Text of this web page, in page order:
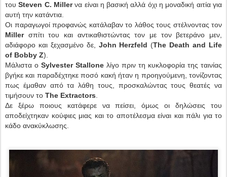
τουSteven C. Millerνα είναι η βασική αλλά όχι η μοναδική αιτία για
αυτή την κατάντια.
Οι παραγωγοί προφανώς κατάλαβαν το λάθος τους στέλνοντας τον
Miller σπίτι του και αντικαθιστώντας τον με τον βετεράνο μεν,
αδιάφορο και ξεχασμένο δε, John Herzfeld (The Death and Life
of Bobby Z).
Μάλιστα ο Sylvester Stallone λίγο πριν τη κυκλοφορία της ταινίας
βγήκε και παραδέχτηκε ποσό κακή ήταν η προηγούμενη, τονίζοντας
πως έμαθαν από τα λάθη τους, προσκαλώντας τους θεατές να
τιμήσουν το The Extractors.
Δε ξέρω ποιους κατάφερε να πείσει, όμως οι δηλώσεις του
αποδείχτηκαν κούφιες μιας και το αποτέλεσμα είναι και πάλι για το
κάδο ανακύκλωσης.